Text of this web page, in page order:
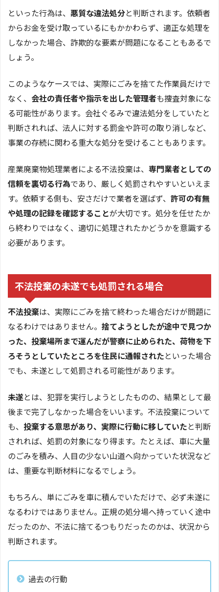
といった行為は、 悪質な違法処分と判断されます。依頼者
からお金を受け取っているにもかかわらず、適正な処理を
しなかった場合、詐欺的な要素が問題になることもあるで
しょう。
このようなケースでは、実際にごみを捨てた作業員だけで
なく、 会社の責任者や指示を出した管理者も捜査対象にな
る可能性があります。会社ぐるみで違法処分をしていたと
判断されれば、法人に対する罰金や許可の取り消しなど、
事業の存続に関わる重大な処分を受けることもあります。
産業廃棄物処理業者による不法投棄は、 専門業者としての
信頼を裏切る行為であり、厳しく処罰されやすいといえま
す。依頼する側も、安さだけで業者を選ばず、 許可の有無
や処理の記録を確認することが大切です。処分を任せたか
ら終わりではなく、適切に処理されたかどうかを意識する
必要があります。
不法投棄の未遂でも処罰される場合
不法投棄は、実際にごみを捨て終わった場合だけが問題に
なるわけではありません。 捨てようとしたが途中で見つか
った、投棄場所まで運んだが警察に止められた、荷物を下
ろそうとしていたところを住民に通報されたといった場合
でも、未遂として処罰される可能性があります。
未遂とは、犯罪を実行しようとしたものの、結果として最
後まで完了しなかった場合をいいます。不法投棄について
も、 投棄する意思があり、実際に行動に移していたと判断
されれば、処罰の対象になり得ます。たとえば、車に大量
のごみを積み、人目の少ない山道へ向かっていた状況など
は、重要な判断材料になるでしょう。
もちろん、単にごみを車に積んでいただけで、必ず未遂に
なるわけではありません。正規の処分場へ持っていく途中
だったのか、不法に捨てるつもりだったのかは、状況から
判断されます。
過去の行動